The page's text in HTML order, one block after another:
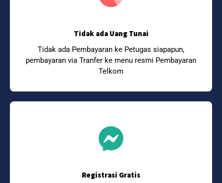
Tidak ada Uang Tunai
Tidak ada Pembayaran ke Petugas siapapun,
pembayaran via Tranfer ke menu resmi Pembayaran
Telkom
Registrasi Gratis